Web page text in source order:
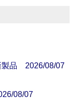
製品 2026/08/07
08/07